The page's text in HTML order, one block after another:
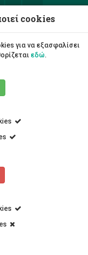
cookies
για να εξασφαλίσει
εδώ.